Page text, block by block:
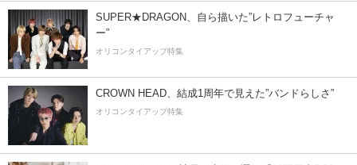
SUPER★DRAGON、自ら描いた”レトロフューチャ
ー”
オリコンタイアップ特集
CROWN HEAD、結成1周年で見えた”バンドらしさ”
オリコンタイアップ特集